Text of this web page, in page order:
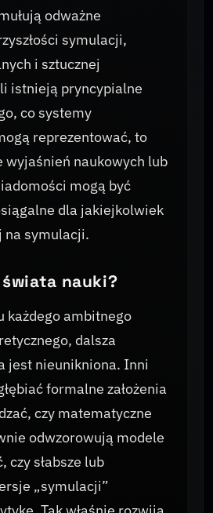
odważne
symulacji,
i sztucznej
istnieją pryncypialne
co systemy
reprezentować, to
wyjaśnień naukowych lub
mogą być
dla jakiejkolwiek
symulacji.
nauki?
każdego ambitnego
dalsza
jest nieunikniona. Inni
formalne założenia
czy matematyczne
odwzorowują modele
czy słabsze lub
„symulacji”